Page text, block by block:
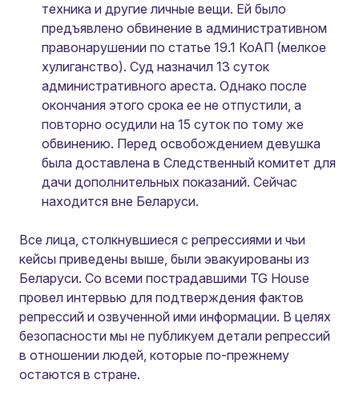
техника и другие личные вещи. Ей было
предъявлено обвинение в административном
правонарушении по статье 19.1 КоАП (мелкое
хулиганство). Суд назначил 13 суток
административного ареста. Однако после
окончания этого срока ее не отпустили, а
повторно осудили на 15 суток по тому же
обвинению. Перед освобождением девушка
была доставлена в Следственный комитет для
дачи дополнительных показаний. Сейчас
находится вне Беларуси.
Все лица, столкнувшиеся с репрессиями и чьи
кейсы приведены выше, были эвакуированы из
Беларуси. Со всеми пострадавшими TG House
провел интервью для подтверждения фактов
репрессий и озвученной ими информации. В целях
безопасности мы не публикуем детали репрессий
в отношении людей, которые по-прежнему
остаются в стране.